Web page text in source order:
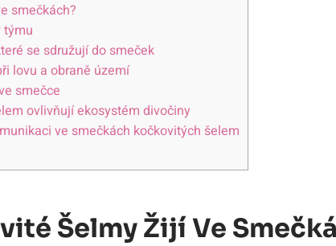
smečkách?
týmu
se sdružují do smeček
lovu a obraně území
smečce
ovlivňují ekosystém divočiny
ve smečkách kočkovitých šelem
Šelmy Žijí Ve